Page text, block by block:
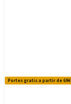
Portes gratis a partir de 69€